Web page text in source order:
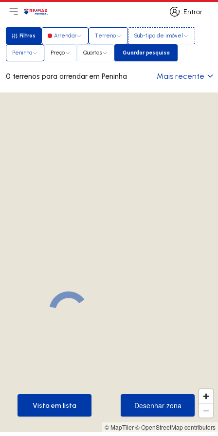
Entrar
Entrar
Abri menu principal
LogoIr para página inicial
Filtros
Filtros Arrendar Terreno Sub-tipo de imóvel
Peninha Preço Quartos Guardar pesquisa
Guardar pesquisa
0 terrenos para arrendar em Peninha Mais recente
© MapTiler© OpenStreetMap contributors
Desenhar zona
Desenhar zona
Vista em lista
Vista em lista